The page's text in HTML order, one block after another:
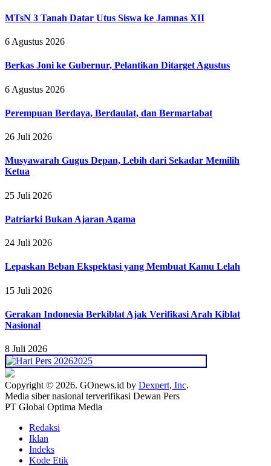
MTsN 3 Tanah Datar Utus Siswa ke Jamnas XII
6 Agustus 2026
Berkas Joni ke Gubernur, Pelantikan Ditarget Agustus
6 Agustus 2026
Perempuan Berdaya, Berdaulat, dan Bermartabat
26 Juli 2026
Musyawarah Gugus Depan, Lebih dari Sekadar Memilih
Ketua
25 Juli 2026
Patriarki Bukan Ajaran Agama
24 Juli 2026
Lepaskan Beban Ekspektasi yang Membuat Kamu Lelah
15 Juli 2026
Gerakan Indonesia Berkiblat Ajak Verifikasi Arah Kiblat
Nasional
8 Juli 2026
Copyright © 2026. GOnews.id by Dexpert, Inc.
Media siber nasional terverifikasi Dewan Pers
PT Global Optima Media
Redaksi
Iklan
Indeks
Kode Etik